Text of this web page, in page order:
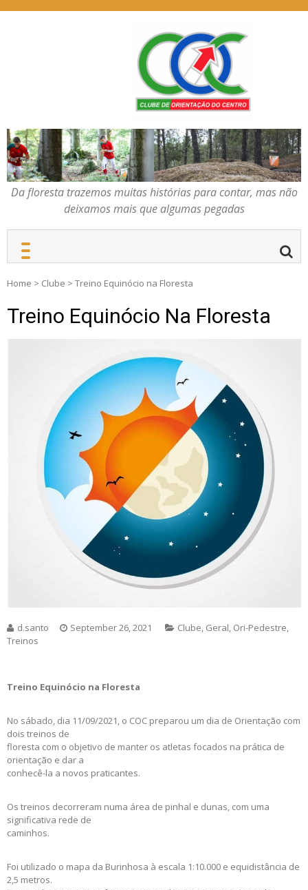
COC – CLUBE DE
ORIENTAÇÃO DO
CENTRO
Da floresta trazemos
muitas histórias para
contar, mas não deixamos
mais que algumas
pegadas
Da floresta trazemos muitas histórias para contar, mas não
deixamos mais que algumas pegadas
Home > Clube > Treino Equinócio na Floresta
Treino Equinócio Na Floresta
d.santo September 26, 2021 Clube, Geral, Ori-Pedestre,
Treinos
Treino Equinócio na Floresta
No sábado, dia 11/09/2021, o COC preparou um dia de Orientação com
dois treinos de
floresta com o objetivo de manter os atletas focados na prática de
orientação e dar a
conhecê-la a novos praticantes.
Os treinos decorreram numa área de pinhal e dunas, com uma
significativa rede de
caminhos.
Foi utilizado o mapa da Burinhosa à escala 1:10.000 e equidistância de
2,5 metros.